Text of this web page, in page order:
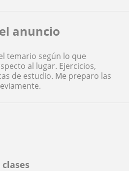
anuncio
temario según lo que
al lugar. Ejercicios,
de estudio. Me preparo las